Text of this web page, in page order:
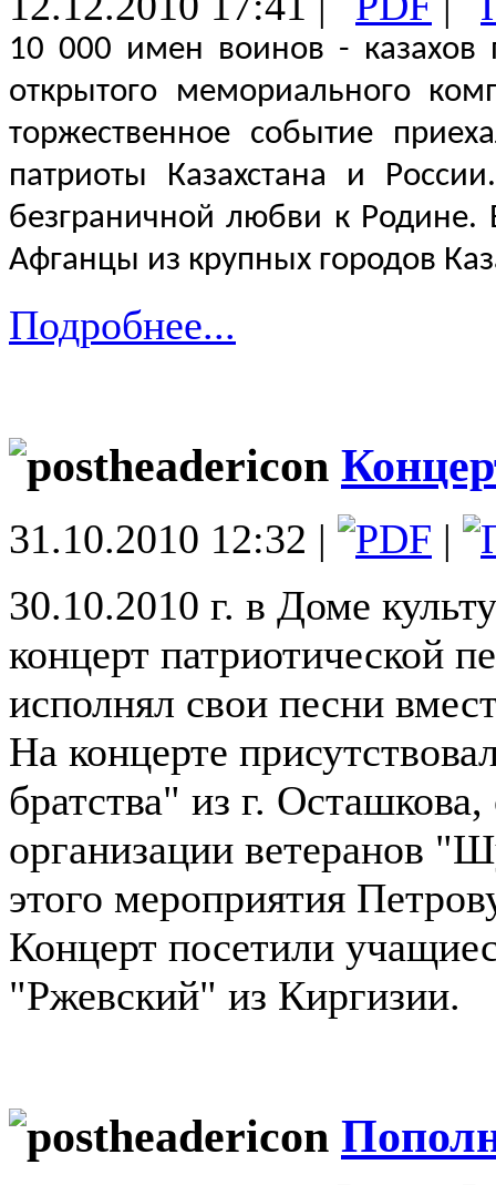
10 000 имен воинов - казахов
открытого мемориального
торжественное событие
патриоты Казахстана и
безграничной любви к Родине.
Афганцы из крупных городов
Подробнее...
31.10.2010 12:32 |
|
30.10.2010 г. в Доме
концерт патриотической
исполнял свои песни
На концерте
братства" из г.
организации ветеранов
этого мероприятия
Концерт посетили
"Ржевский" из Киргизии.